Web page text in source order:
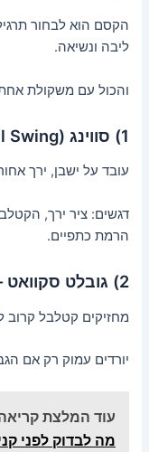
הקסם הוא לבחור
ליבה ונשיאה.
והכול עם משקולת
1) סווינג (Kettlebell Swing) – מלך התנועות
עובד על ישבן, ירך
דגשים: ציר ירך,
הרמת כתפיים.
2) גובלט סקוואט – סקוואט שאפשר להבין
מחזיקים קטלבל קרוב
יורדים עמוק רק אם
עוד המלצת
מה לבדוק לפני